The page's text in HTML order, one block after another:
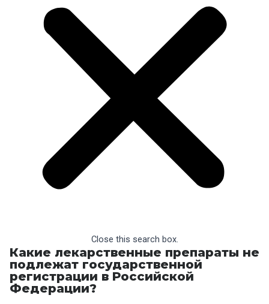
Close this search box.
Какие лекарственные препараты не
подлежат государственной
регистрации в Российской
Федерации?